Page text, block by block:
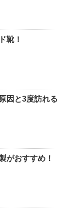
靴！
因と3度訪れる
がおすすめ！